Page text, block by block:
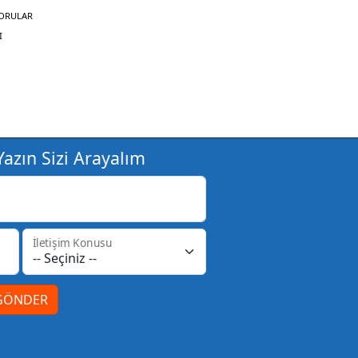
Sizi Arayalım
İletişim Konusu